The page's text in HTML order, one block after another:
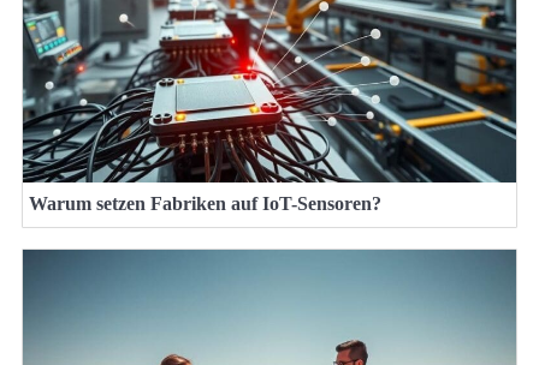
Warum setzen Fabriken auf IoT-Sensoren?